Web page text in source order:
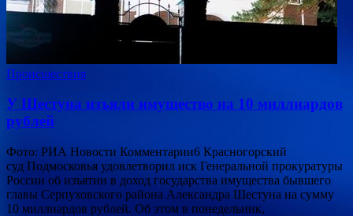
Происшествия
У Шестуна изъяли имущество на 10 миллиардов
рублей
Фото: РИА Новости Комментарии6 Красногорский
суд Подмосковья удовлетворил иск Генеральной прокуратуры
России об изъятии в доход государства имущества бывшего
главы Серпуховского района Александра Шестуна на сумму
10 миллиардов рублей. Об этом в понедельник,